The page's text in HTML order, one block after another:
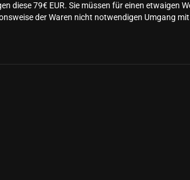
diese 79€ EUR. Sie müssen für einen etwaigen
der Waren nicht notwendigen Umgang